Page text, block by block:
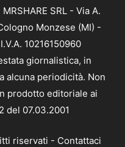
SRL - Via A.
Monzese (MI) -
10216150960
giornalistica, in
alcuna periodicità. Non
prodotto editoriale ai
del 07.03.2001
riservati - Contattaci